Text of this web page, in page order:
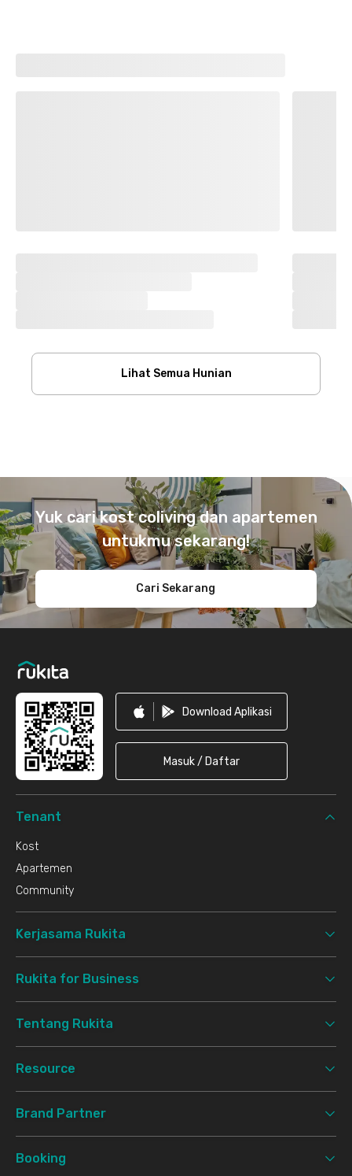
Lihat Semua Hunian
Yuk cari kost coliving dan apartemen
untukmu sekarang!
Cari Sekarang
Download Aplikasi
Masuk / Daftar
Tenant
Kost
Apartemen
Community
Kerjasama Rukita
Rukita for Business
Tentang Rukita
Resource
Brand Partner
Booking